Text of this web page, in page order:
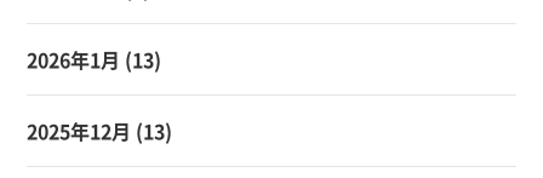
2026年1月 (13)
2025年12月 (13)